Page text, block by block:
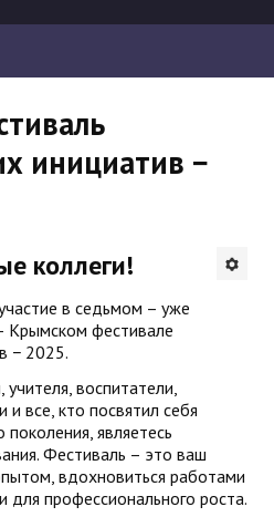
инициатив −
коллеги!
в седьмом – уже
Крымском фестивале
− 2025.
воспитатели,
все, кто посвятил себя
являетесь
Фестиваль – это ваш
вдохновиться работами
для профессионального роста.